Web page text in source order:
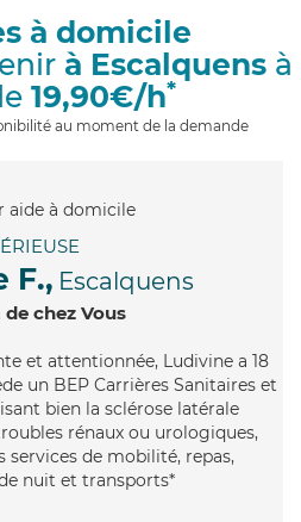
i
à domicile
à Escalquensà
19,90€/h*
au moment de la demande
F., Escalquens
chez Vous
et attentionnée, Ludivine a 18
un BEP Carrières Sanitaires et
bien la sclérose latérale
rénaux ou urologiques,
services de mobilité, repas,
nuit et transports*